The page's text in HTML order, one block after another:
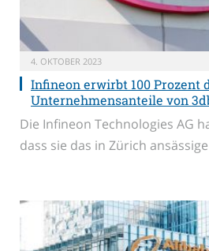
4. OKTOBER 2023
Infineon erwirbt 100 Prozent
Unternehmensanteile von
Die Infineon Technologies AG
dass sie das in Zürich